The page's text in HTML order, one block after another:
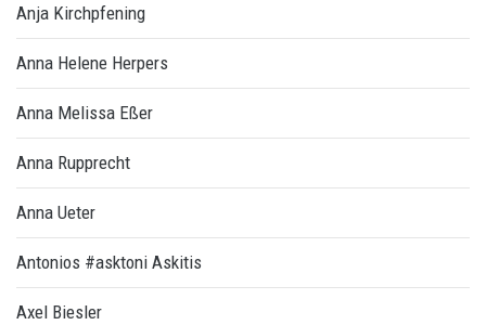
Anja Kirchpfening
Anna Helene Herpers
Anna Melissa Eßer
Anna Rupprecht
Anna Ueter
Antonios #asktoni Askitis
Axel Biesler